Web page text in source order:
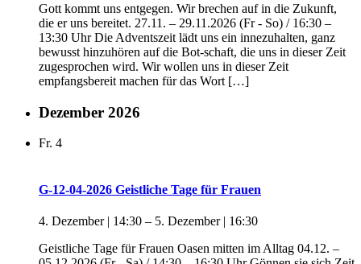
Gott kommt uns entgegen. Wir brechen auf in die Zukunft,
die er uns bereitet. 27.11. – 29.11.2026 (Fr - So) / 16:30 –
13:30 Uhr Die Adventszeit lädt uns ein innezuhalten, ganz
bewusst hinzuhören auf die Bot-schaft, die uns in dieser Zeit
zugesprochen wird. Wir wollen uns in dieser Zeit
empfangsbereit machen für das Wort […]
Dezember 2026
Fr. 4
G-12-04-2026 Geistliche Tage für Frauen
4. Dezember | 14:30 – 5. Dezember | 16:30
Geistliche Tage für Frauen Oasen mitten im Alltag 04.12. –